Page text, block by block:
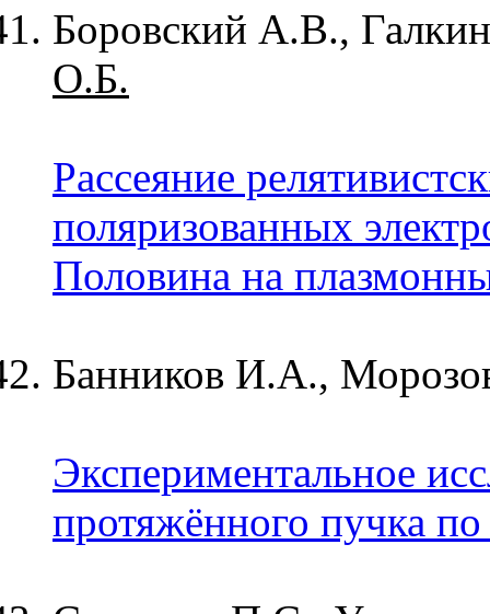
Боровский А.В.,
О.Б.
Рассеяние
поляризованных
Половина на
Банников И.А.,
Экспериментальное
протяжённого пучка